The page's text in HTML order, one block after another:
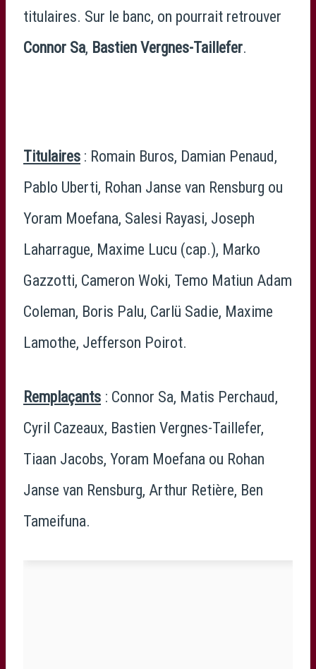
titulaires. Sur le banc, on pourrait retrouver
Connor Sa, Bastien Vergnes-Taillefer.
Titulaires : Romain Buros, Damian Penaud,
Pablo Uberti, Rohan Janse van Rensburg ou
Yoram Moefana, Salesi Rayasi, Joseph
Laharrague, Maxime Lucu (cap.), Marko
Gazzotti, Cameron Woki, Temo Matiun Adam
Coleman, Boris Palu, Carlü Sadie, Maxime
Lamothe, Jefferson Poirot.
Remplaçants : Connor Sa, Matis Perchaud,
Cyril Cazeaux, Bastien Vergnes-Taillefer,
Tiaan Jacobs, Yoram Moefana ou Rohan
Janse van Rensburg, Arthur Retière, Ben
Tameifuna.